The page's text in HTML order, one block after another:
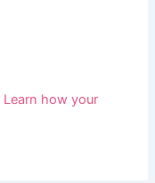
Learn how your